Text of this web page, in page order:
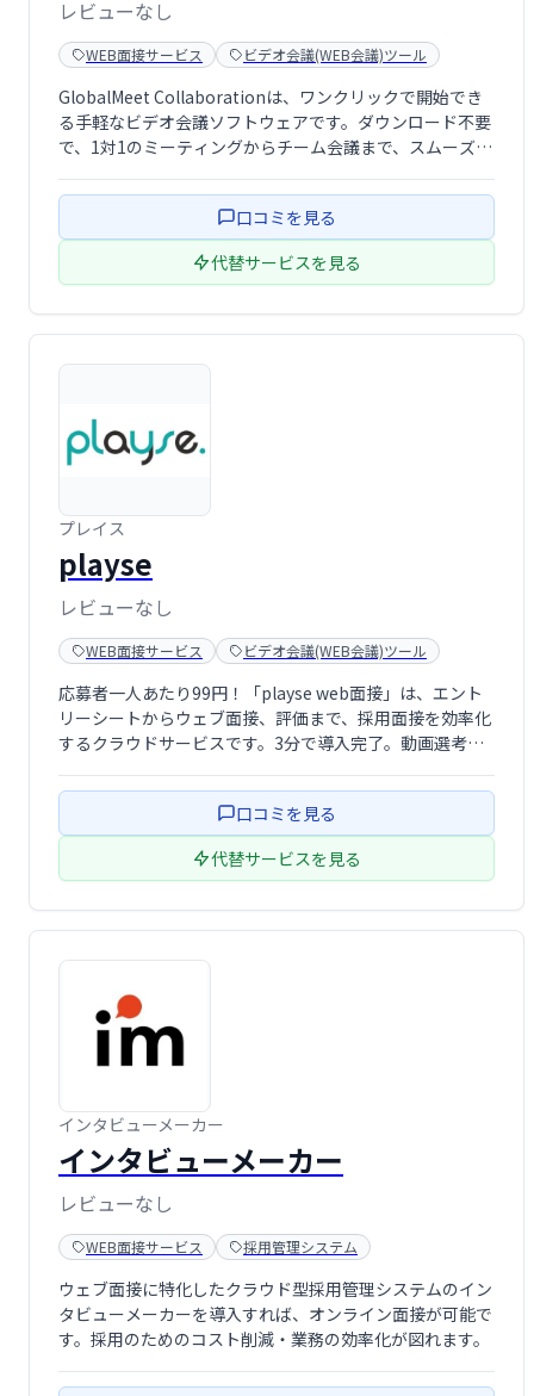
レビューなし
WEB面接サービス ビデオ会議(WEB会議)ツール
GlobalMeet Collaborationは、ワンクリックで開始でき
る手軽なビデオ会議ソフトウェアです。ダウンロード不要
で、1対1のミーティングからチーム会議まで、スムーズな
無料でご利用いただけます。優れたミーティング体験で、
口コミを見る
代替サービスを見る
プレイス
playse
レビューなし
WEB面接サービス ビデオ会議(WEB会議)ツール
応募者一人あたり99円！「playse web面接」は、エント
リーシートからウェブ面接、評価まで、採用面接を効率化
するクラウドサービスです。3分で導入完了。動画選考に
口コミを見る
代替サービスを見る
インタビューメーカー
インタビューメーカー
レビューなし
WEB面接サービス 採用管理システム
ウェブ面接に特化したクラウド型採用管理システムのイン
タビューメーカーを導入すれば、オンライン面接が可能で
す。採用のためのコスト削減・業務の効率化が図れます。